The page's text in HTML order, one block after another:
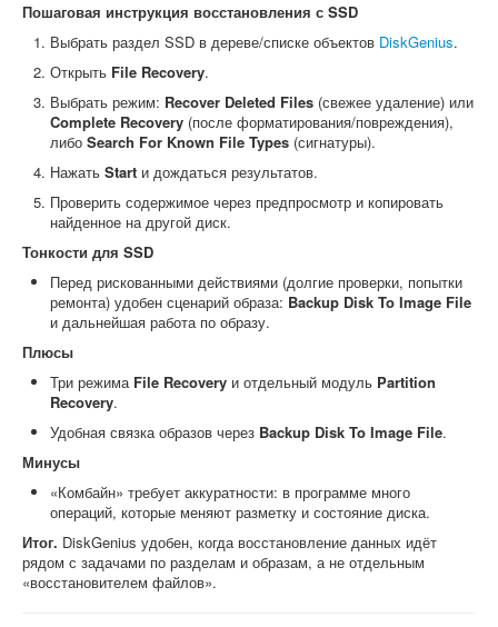
Пошаговая инструкция восстановления с SSD
Выбрать раздел SSD в дереве/списке объектов DiskGenius.
Открыть File Recovery.
Выбрать режим: Recover Deleted Files (свежее удаление) или
Complete Recovery (после форматирования/повреждения),
либо Search For Known File Types (сигнатуры).
Нажать Start и дождаться результатов.
Проверить содержимое через предпросмотр и копировать
найденное на другой диск.
Тонкости для SSD
Перед рискованными действиями (долгие проверки, попытки
ремонта) удобен сценарий образа: Backup Disk To Image File
и дальнейшая работа по образу.
Плюсы
Три режима File Recovery и отдельный модуль Partition
Recovery.
Удобная связка образов через Backup Disk To Image File.
Минусы
«Комбайн» требует аккуратности: в программе много
операций, которые меняют разметку и состояние диска.
Итог. DiskGenius удобен, когда восстановление данных идёт
рядом с задачами по разделам и образам, а не отдельным
«восстановителем файлов».